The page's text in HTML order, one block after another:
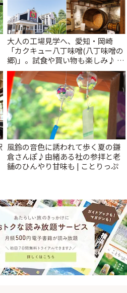
大人の工場見学へ、愛知・岡崎
「カクキュー八丁味噌(八丁味噌の
郷)」。試食や買い物も楽しみ♪ |
ことりっぷ
風鈴の音色に誘われて歩く夏の鎌
倉さんぽ♪由緒ある社の参拝と老
舗のひんやり甘味も | ことりっぷ